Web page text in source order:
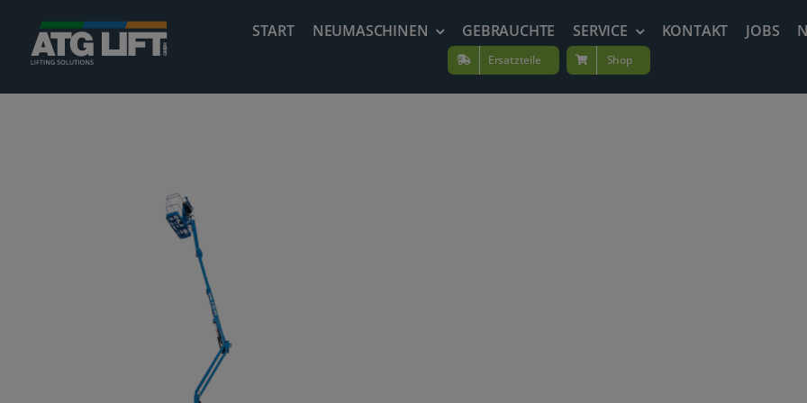
Inhalt
springen
START NEUMASCHINEN GEBRAUCHTE SERVICE KONTAKT JOBS
Ersatzteile Shop